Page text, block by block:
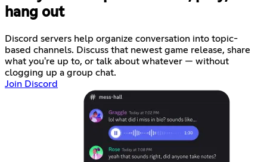
hang out
Discord servers help organize conversation into topic-
based channels. Discuss that newest game release, share
what you're up to, or talk about whatever — without
clogging up a group chat.
Join Discord